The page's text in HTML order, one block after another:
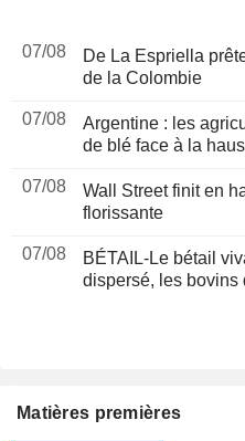
07/08
De La Espriella
de la Colombie
07/08
Argentine : les
de blé face à la
07/08
Wall Street finit en
florissante
07/08
BÉTAIL-Le bétail
dispersé, les bovins
Matières premières